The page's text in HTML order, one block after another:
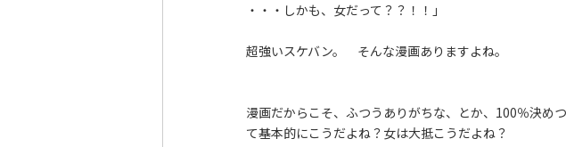
・・・しかも、女だって？？！！」
超強いスケバン。 そんな漫画ありますよね。
漫画だからこそ、ふつうありがちな、とか、100％決め
て基本的にこうだよね？女は大抵こうだよね？